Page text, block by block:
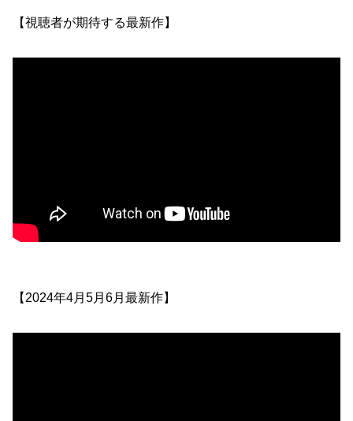
【視聴者が期待する最新作】
【2024年4月5月6月最新作】